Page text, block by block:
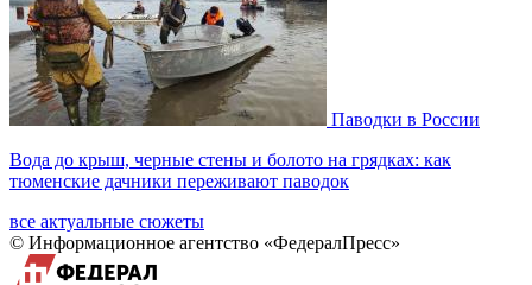
Паводки в России
Вода до крыш, черные стены и болото на грядках: как
тюменские дачники переживают паводок
все актуальные сюжеты
© Информационное агентство «ФедералПресс»